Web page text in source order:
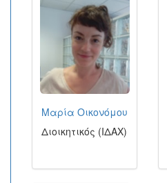
Μαρία Οικονόμου
Διοικητικός (ΙΔΑΧ)